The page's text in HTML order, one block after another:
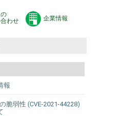
わせ
企業情報
報
脆弱性 (CVE-2021-44228)